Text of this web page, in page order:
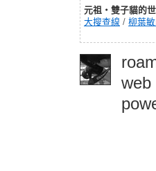
元祖‧雙子貓的
大搜查線 / 柳葉
web